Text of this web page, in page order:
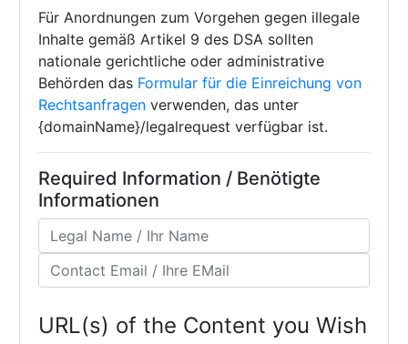
Für Anordnungen zum Vorgehen gegen illegale
Inhalte gemäß Artikel 9 des DSA sollten
nationale gerichtliche oder administrative
Behörden das Formular für die Einreichung von
Rechtsanfragen verwenden, das unter
{domainName}/legalrequest verfügbar ist.
Required Information / Benötigte
Informationen
URL(s) of the Content you Wish